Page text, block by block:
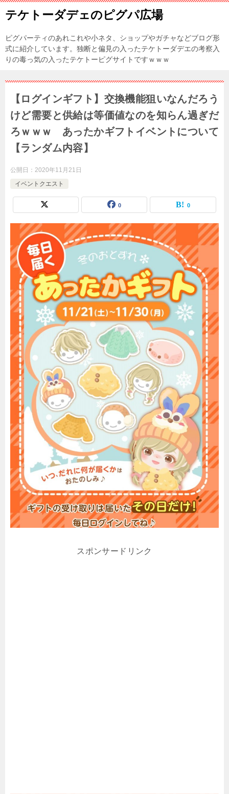
テケトーダデェのピグパ広場
ピグパーティのあれこれや小ネタ、ショップやガチャなどブログ形
式に紹介しています。独断と偏見の入ったテケトーダデエの考察入
りの毒っ気の入ったテケトーピグサイトですｗｗｗ
【ログインギフト】交換機能狙いなんだろう
けど需要と供給は等価値なのを知らん過ぎだ
ろｗｗｗ あったかギフトイベントについて
【ランダム内容】
公開日： 2020年11月21日
イベントクエスト
0 0
スポンサードリンク